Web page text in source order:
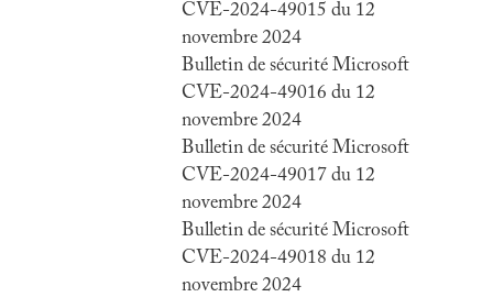
CVE-2024-49015 du 12
novembre 2024
Bulletin de sécurité Microsoft
CVE-2024-49016 du 12
novembre 2024
Bulletin de sécurité Microsoft
CVE-2024-49017 du 12
novembre 2024
Bulletin de sécurité Microsoft
CVE-2024-49018 du 12
novembre 2024